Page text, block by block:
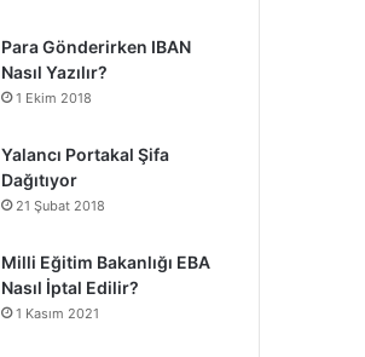
Para Gönderirken IBAN
Nasıl Yazılır?
1 Ekim 2018
Yalancı Portakal Şifa
Dağıtıyor
21 Şubat 2018
Milli Eğitim Bakanlığı EBA
Nasıl İptal Edilir?
1 Kasım 2021